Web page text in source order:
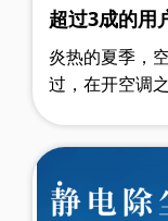
超过3成的用
脏？
炎热的夏季，
过，在开空调